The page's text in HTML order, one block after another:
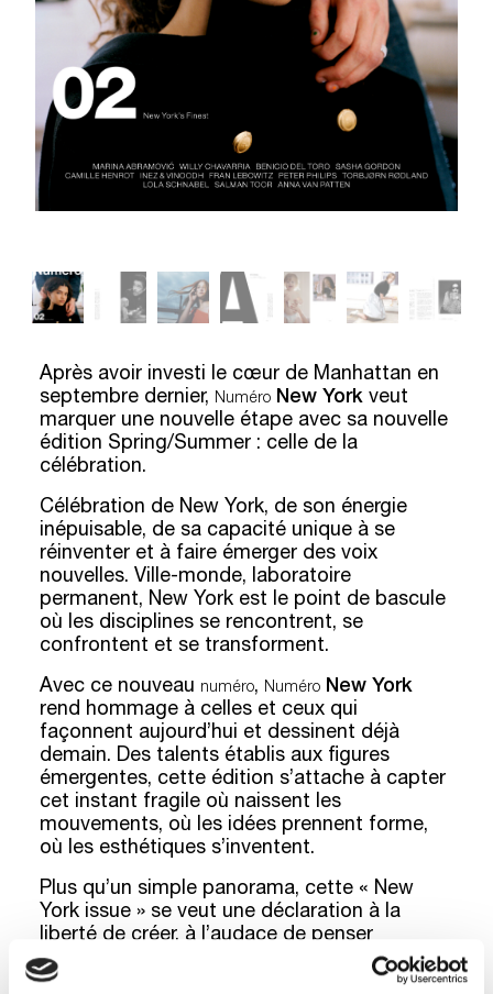
Après avoir investi le cœur de Manhattan en
septembre dernier, Numéro New York veut
marquer une nouvelle étape avec sa nouvelle
édition Spring/Summer : celle de la
célébration.
Célébration de New York, de son énergie
inépuisable, de sa capacité unique à se
réinventer et à faire émerger des voix
nouvelles. Ville-monde, laboratoire
permanent, New York est le point de bascule
où les disciplines se rencontrent, se
confrontent et se transforment.
Avec ce nouveau numéro, Numéro New York
rend hommage à celles et ceux qui
façonnent aujourd’hui et dessinent déjà
demain. Des talents établis aux figures
émergentes, cette édition s’attache à capter
cet instant fragile où naissent les
mouvements, où les idées prennent forme,
où les esthétiques s’inventent.
Plus qu’un simple panorama, cette « New
York issue » se veut une déclaration à la
liberté de créer, à l’audace de penser
autrement, à la force de celles et ceux qui
osent déplacer les lignes. C’est une ode à la